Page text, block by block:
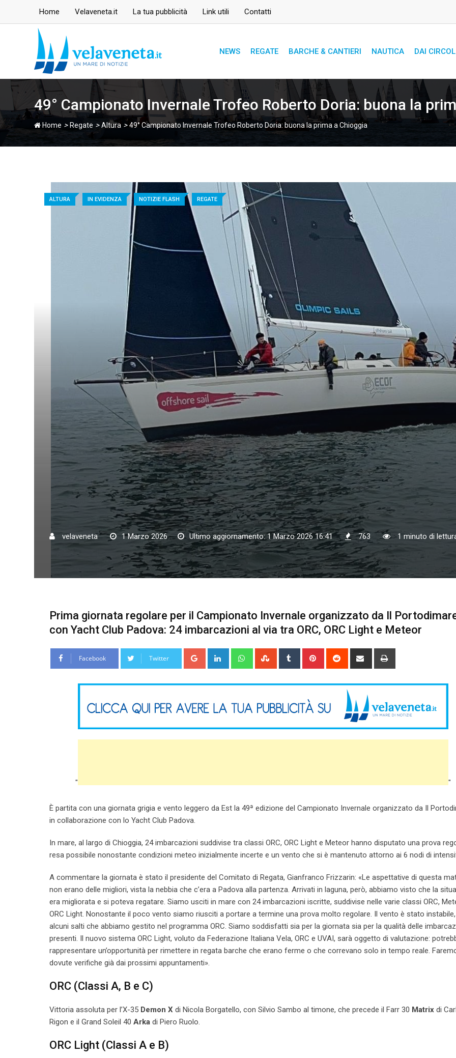
Home Velaveneta.it La tua pubblicità Link utili Contatti
NEWS REGATE BARCHE & CANTIERI NAUTICA DAI
49° Campionato Invernale Trofeo Roberto Doria: buona la
Home > Regate >Altura >49° Campionato Invernale Trofeo Roberto Doria: buona la prima a Chioggia
ALTURA IN EVIDENZA NOTIZIE FLASH REGATE
velaveneta 1 Marzo 2026 Ultimo aggiornamento: 1 Marzo 2026 16:41 763 1 minuto di
Prima giornata regolare per il Campionato Invernale organizzato da Il
con Yacht Club Padova: 24 imbarcazioni al via tra ORC, ORC Light e Meteor
Facebook Twitter Google+ LinkedIn WhatsappStumbleUpon
Tumblr Pinterest Reddit
Share
" "
È partita con una giornata grigia e vento leggero da Est la 49ª edizione del Campionato Invernale organizzato da Il
in collaborazione con lo Yacht Club Padova.
In mare, al largo di Chioggia, 24 imbarcazioni suddivise tra classi ORC, ORC Light e Meteor hanno disputato una prova
resa possibile nonostante condizioni meteo inizialmente incerte e un vento che si è mantenuto attorno ai 6 nodi di
A commentare la giornata è stato il presidente del Comitato di Regata, Gianfranco Frizzarin: «Le aspettative di questa
non erano delle migliori, vista la nebbia che c’era a Padova alla partenza. Arrivati in laguna, però, abbiamo visto che la
era migliorata e si poteva regatare. Siamo usciti in mare con 24 imbarcazioni iscritte, suddivise nelle varie classi ORC,
ORC Light. Nonostante il poco vento siamo riusciti a portare a termine una prova molto regolare. Il vento è stato
alcuni salti che abbiamo gestito nel programma ORC. Siamo soddisfatti sia per la giornata sia per la qualità delle
presenti. Il nuovo sistema ORC Light, voluto da Federazione Italiana Vela, ORC e UVAI, sarà oggetto di valutazione:
rappresentare un’opportunità per rimettere in regata barche che erano ferme o che correvano solo in tempo reale.
dovute verifiche già dai prossimi appuntamenti».
ORC (Classi A, B e C)
Vittoria assoluta per l’X-35 Demon X di Nicola Borgatello, con Silvio Sambo al timone, che precede il Farr 30 Matrix di
Rigon e il Grand Soleil 40 Arka di Piero Ruolo.
ORC Light (Classi A e B)